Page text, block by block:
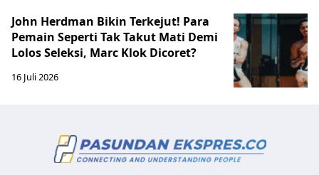
John Herdman Bikin Terkejut! Para
Pemain Seperti Tak Takut Mati Demi
Lolos Seleksi, Marc Klok Dicoret?
16 Juli 2026